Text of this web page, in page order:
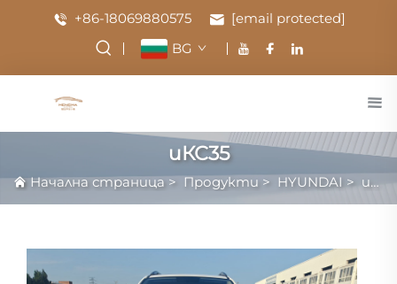
+86-18069880575
[email protected]
BG
иКС35
Начална страница > Продукти > HYUNDAI > иКС35